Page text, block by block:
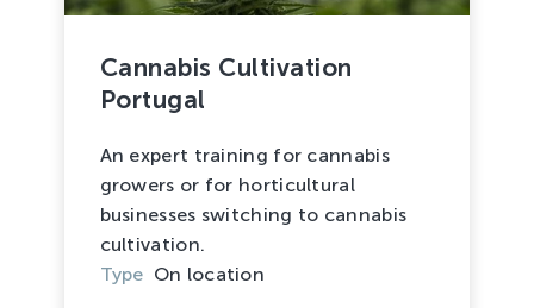
Cannabis Cultivation
Portugal
An expert training for cannabis
growers or for horticultural
businesses switching to cannabis
cultivation.
Type On location